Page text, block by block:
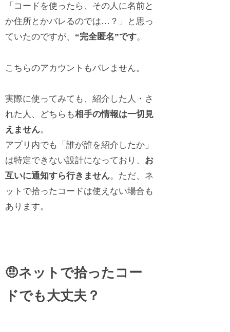
「コードを使ったら、その人に名前と
か住所とかバレるのでは…？」と思っ
ていたのですが、“完全匿名”です。
こちらのアカウントもバレません。
実際に使ってみても、紹介した人・さ
れた人、どちらも相手の情報は一切見
えません。
アプリ内でも「誰が誰を紹介したか」
は特定できない設計になっており、 お
互いに通知すら行きません。ただ、ネ
ットで拾ったコードは使えない場合も
あります。
🤨ネットで拾ったコー
ドでも大丈夫？